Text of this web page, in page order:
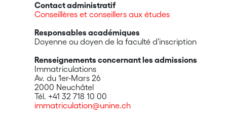
Contact administratif
Conseillères et conseillers aux études
Responsables académiques
Doyenne ou doyen de la faculté d’inscription
Renseignements concernant les admissions
Immatriculations
Av. du 1er-Mars 26
2000 Neuchâtel
Tél. +41 32 718 10 00
immatriculation@unine.ch